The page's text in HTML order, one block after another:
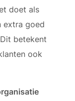
doet als
extra goed
betekent
ook